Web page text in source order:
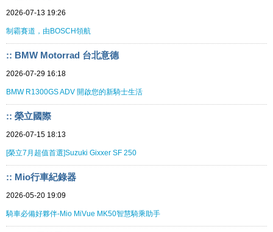
2026-07-13 19:26
制霸賽道，由BOSCH領航
:: BMW Motorrad 台北意德
2026-07-29 16:18
BMW R1300GS ADV 開啟您的新騎士生活
:: 榮立國際
2026-07-15 18:13
[榮立7月超值首選]Suzuki Gixxer SF 250
:: Mio行車紀錄器
2026-05-20 19:09
騎車必備好夥伴-Mio MiVue MK50智慧騎乘助手